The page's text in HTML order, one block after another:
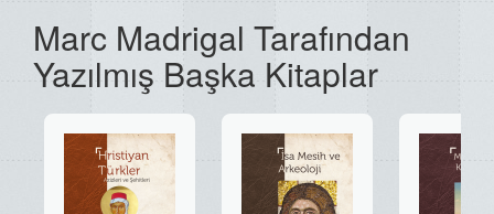
Marc Madrigal Tarafından
Yazılmış Başka Kitaplar